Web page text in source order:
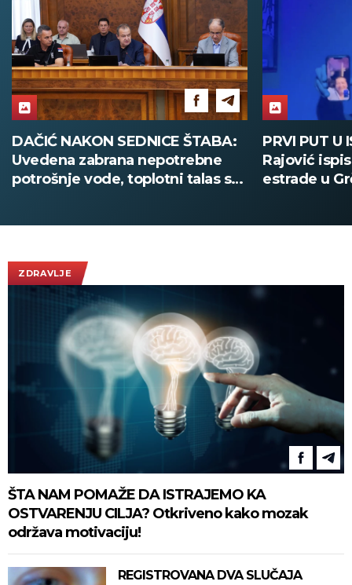
DAČIĆ NAKON SEDNICE ŠTABA:
Uvedena zabrana nepotrebne
potrošnje vode, toplotni talas se
PRVI PUT U
Rajović
estrade u
ZDRAVLJE
ŠTA NAM POMAŽE DA ISTRAJEMO KA
OSTVARENJU CILJA? Otkriveno kako mozak
održava motivaciju!
REGISTROVANA DVA SLUČAJA